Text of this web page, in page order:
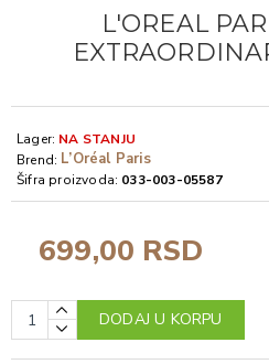
L'OREAL
699,00 RSD
Lager: NA STANJU
Brend: L’Oréal Paris
Šifra proizvoda: 033-003-05587
DODAJ U KORPU